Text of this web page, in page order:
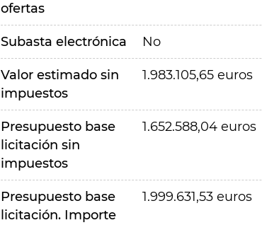
ofertas
Subasta electrónica No
Valor estimado sin
impuestos
1.983.105,65 euros
Presupuesto base
licitación sin
impuestos
1.652.588,04 euros
Presupuesto base
licitación. Importe
1.999.631,53 euros